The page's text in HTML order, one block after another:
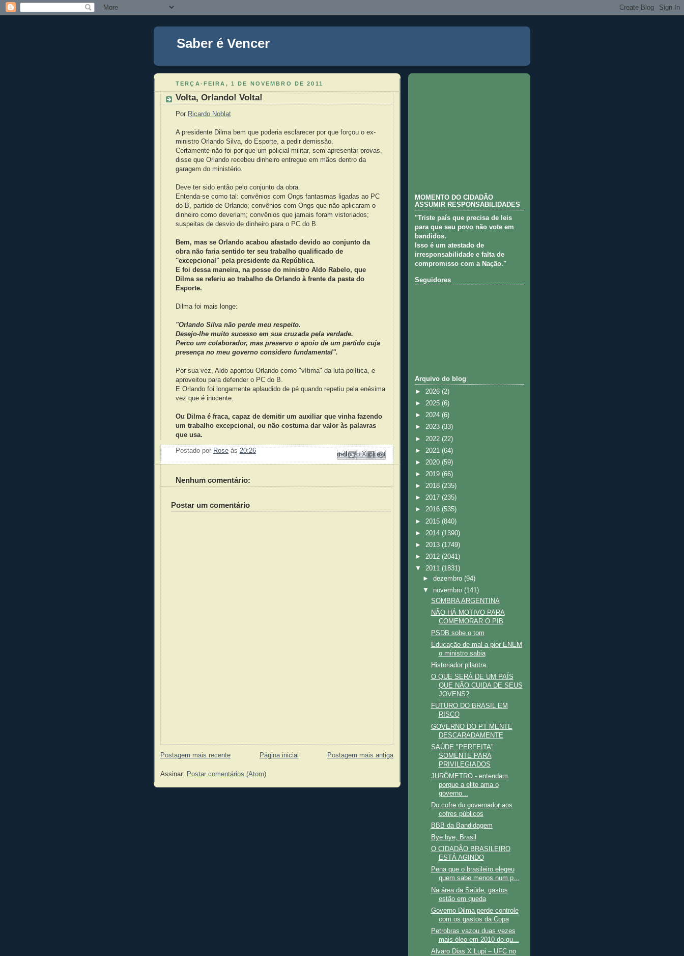
Saber é Vencer
TERÇA-FEIRA, 1 DE NOVEMBRO DE 2011
Volta, Orlando! Volta!
Por Ricardo Noblat
A presidente Dilma bem que poderia esclarecer por que forçou o ex-
ministro Orlando Silva, do Esporte, a pedir demissão.
Certamente não foi por que um policial militar, sem apresentar provas,
disse que Orlando recebeu dinheiro entregue em mãos dentro da
garagem do ministério.
Deve ter sido então pelo conjunto da obra.
Entenda-se como tal: convênios com Ongs fantasmas ligadas ao PC
do B, partido de Orlando; convênios com Ongs que não aplicaram o
dinheiro como deveriam; convênios que jamais foram vistoriados;
suspeitas de desvio de dinheiro para o PC do B.
Bem, mas se Orlando acabou afastado devido ao conjunto da
obra não faria sentido ter seu trabalho qualificado de
"excepcional" pela presidente da República.
E foi dessa maneira, na posse do ministro Aldo Rabelo, que
Dilma se referiu ao trabalho de Orlando à frente da pasta do
Esporte.
Dilma foi mais longe:
"Orlando Silva não perde meu respeito.
Desejo-lhe muito sucesso em sua cruzada pela verdade.
Perco um colaborador, mas preservo o apoio de um partido cuja
presença no meu governo considero fundamental".
Por sua vez, Aldo apontou Orlando como "vítima" da luta política, e
aproveitou para defender o PC do B.
E Orlando foi longamente aplaudido de pé quando repetiu pela enésima
vez que é inocente.
Ou Dilma é fraca, capaz de demitir um auxiliar que vinha fazendo
um trabalho excepcional, ou não costuma dar valor às palavras
que usa.
Postado por Rose às 20:26 Enviar por e-mail
Postar no blog!
Compartilhar no X
Compartilhar no Facebook
Compartilhar com o Pinterest
Nenhum comentário:
Postar um comentário
Postagem mais recente Postagem mais antiga
Página inicial
Assinar: Postar comentários (Atom)
MOMENTO DO CIDADÃO
ASSUMIR RESPONSABILIDADES
"Triste país que precisa de leis
para que seu povo não vote em
bandidos.
Isso é um atestado de
irresponsabilidade e falta de
compromisso com a Nação."
Seguidores
Arquivo do blog
► 2026 (2)
► 2025 (6)
► 2024 (6)
► 2023 (33)
► 2022 (22)
► 2021 (64)
► 2020 (59)
► 2019 (66)
► 2018 (235)
► 2017 (235)
► 2016 (535)
► 2015 (840)
► 2014 (1390)
► 2013 (1749)
► 2012 (2041)
▼ 2011 (1831)
►dezembro(94)
▼ novembro(141)
SOMBRA ARGENTINA
NÃO HÁ MOTIVO PARA
COMEMORAR O PIB
PSDB sobe o tom
Educação de mal a pior ENEM
o ministro sabia
Historiador pilantra
O QUE SERÁ DE UM PAÍS
QUE NÃO CUIDA DE SEUS
JOVENS?
FUTURO DO BRASIL EM
RISCO
GOVERNO DO PT MENTE
DESCARADAMENTE
SAÚDE "PERFEITA"
SOMENTE PARA
PRIVILEGIADOS
JURÔMETRO - entendam
porque a elite ama o
governo...
Do cofre do governador aos
cofres públicos
BBB da Bandidagem
Bye bye, Brasil
O CIDADÃO BRASILEIRO
ESTÁ AGINDO
Pena que o brasileiro elegeu
quem sabe menos num p...
Na área da Saúde, gastos
estão em queda
Governo Dilma perde controle
com os gastos da Copa
Petrobras vazou duas vezes
mais óleo em 2010 do qu...
Alvaro Dias X Lupi – UFC no